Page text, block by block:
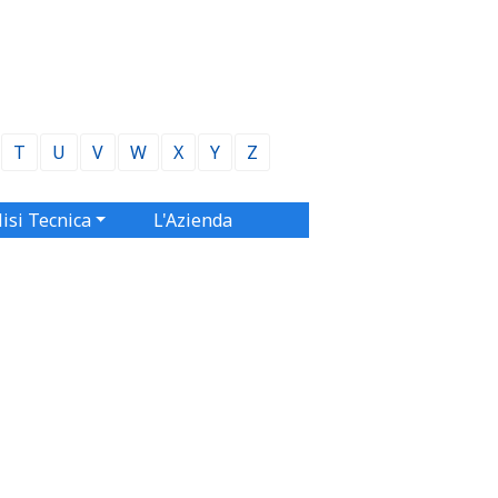
T U V W X Y Z
Tecnica L'Azienda